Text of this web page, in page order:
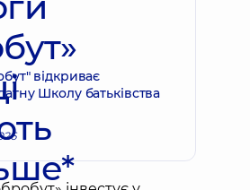
відкриває
Школу батьківства